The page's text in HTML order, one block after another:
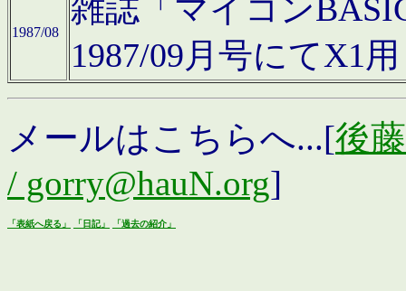
1987/08
雑誌「マイコン
1987/09月号にてX1
メールはこちらへ...[後
/ gorry@hauN.org]
「表紙へ戻る」 「日記」 「過去の紹介」